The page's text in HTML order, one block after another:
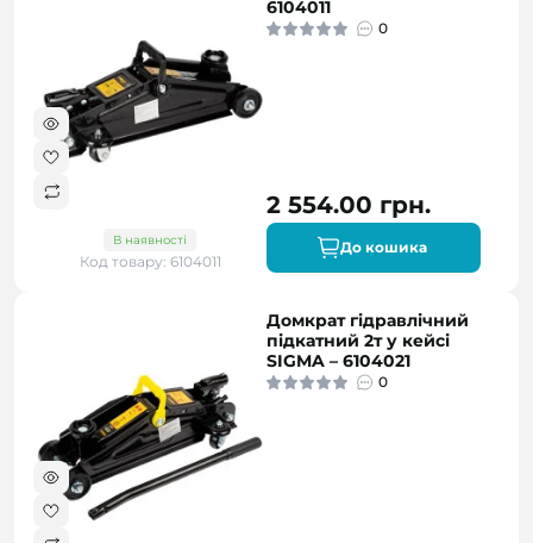
В наявності
Код товару: 6104011
6104011
0
2 554.00 грн.
До кошика
Домкрат гідравлічний
підкатний 2т у кейсі
SIGMA – 6104021
0